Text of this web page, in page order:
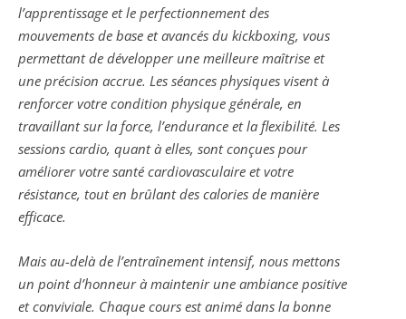
l’apprentissage et le perfectionnement des
mouvements de base et avancés du kickboxing, vous
permettant de développer une meilleure maîtrise et
une précision accrue. Les séances physiques visent à
renforcer votre condition physique générale, en
travaillant sur la force, l’endurance et la flexibilité. Les
sessions cardio, quant à elles, sont conçues pour
améliorer votre santé cardiovasculaire et votre
résistance, tout en brûlant des calories de manière
efficace.
Mais au-delà de l’entraînement intensif, nous mettons
un point d’honneur à maintenir une ambiance positive
et conviviale. Chaque cours est animé dans la bonne